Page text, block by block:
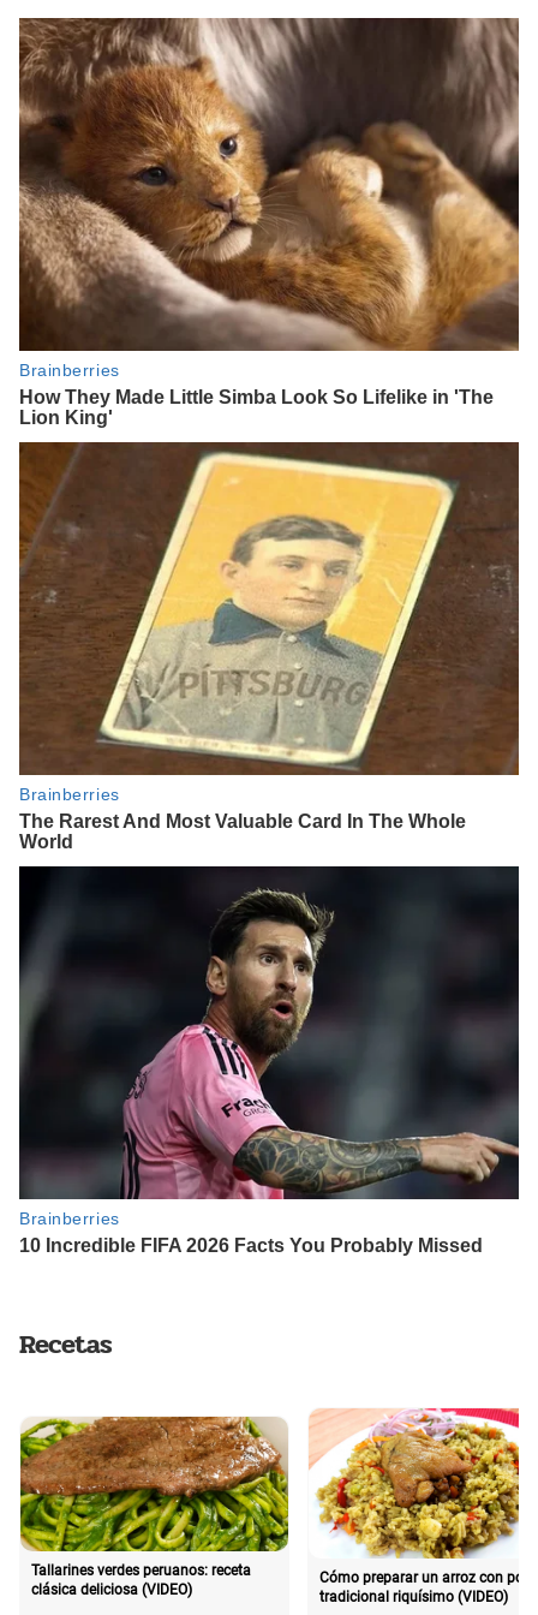
Recetas
Tallarines verdes peruanos: receta
clásica deliciosa (VIDEO)
Cómo preparar un arroz con pollo
tradicional riquísimo (VIDEO)